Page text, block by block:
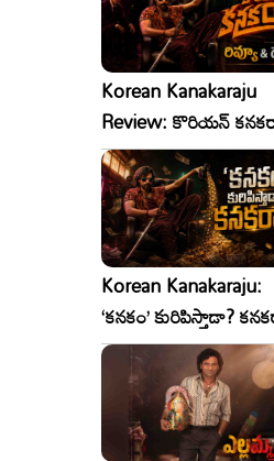
Korean Kanakaraju
Review: కొరియన్
రివ్యూ & రేటింగ్!
Korean Kanakaraju:
‘కనకం’ కురిపిస్తాడా?